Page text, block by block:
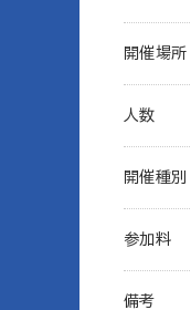
開催場所
人数
開催種別
参加料
備考